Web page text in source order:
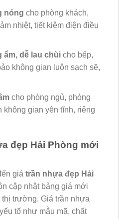
nóng cho phòng khách,
nhiệt, tiết kiệm điện điều
ẩm, dễ lau chùicho bếp,
không gian luôn sạch sẽ,
cho phòng ngủ, phòng
không gian yên tĩnh, riêng
đẹp Hải Phòng mới
giá trần nhựa đẹp Hải
cập nhật bảng giá mới
thị trường. Giá trần nhựa
tố như mẫu mã, chất